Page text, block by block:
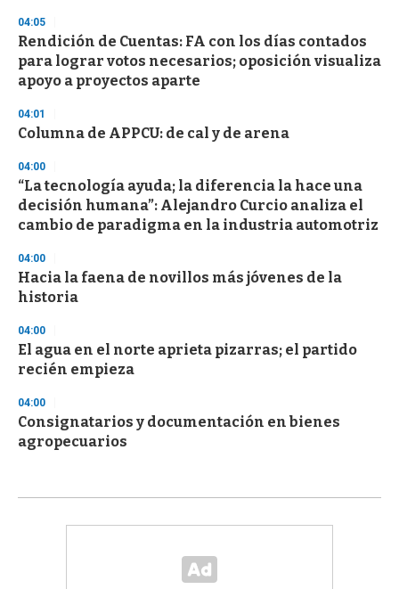
d
s
04:05
Rendición de Cuentas: FA con los días contados
para lograr votos necesarios; oposición visualiza
apoyo a proyectos aparte
04:01
Columna de APPCU: de cal y de arena
04:00
“La tecnología ayuda; la diferencia la hace una
decisión humana”: Alejandro Curcio analiza el
cambio de paradigma en la industria automotriz
04:00
Hacia la faena de novillos más jóvenes de la
historia
04:00
El agua en el norte aprieta pizarras; el partido
recién empieza
04:00
Consignatarios y documentación en bienes
agropecuarios